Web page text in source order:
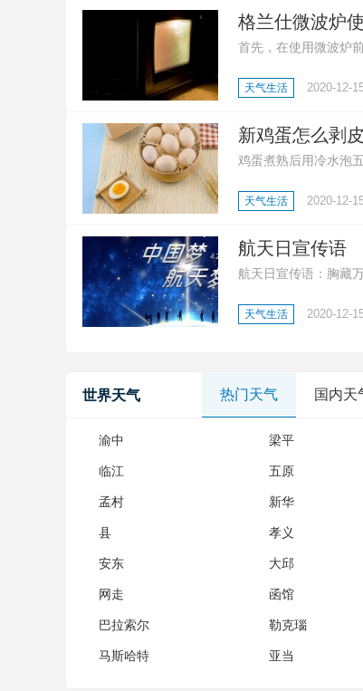
格兰仕微波炉
首先，在使用微波炉
工作，在听到提示音
天气生活 2020-12-
新鸡蛋怎么剥
鸡蛋煮熟后用冷水泡
浅的坑后在放进锅里
天气生活 2020-12-
航天日宣传语
航天日宣传语：胸藏
凌云之志;缘定寰宇，
天气生活 2020-12-
世界天气 热门天气 国内天
渝中 梁平
临江 五原
孟村 新华
县 孝义
安东 大邱
网走 函馆
巴拉索尔 勒克瑙
马斯哈特 亚当